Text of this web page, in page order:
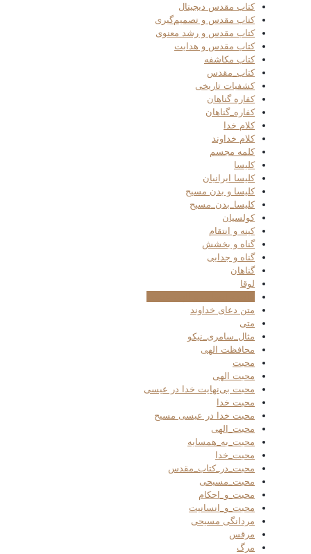
کتاب مقدس دیجیتال
کتاب مقدس و تصمیم‌گیری
کتاب مقدس و رشد معنوی
کتاب مقدس و هدایت
کتاب مکاشفه
کتاب_مقدس
کشفیات تاریخی
کفاره گناهان
کفاره_گناهان
کلام خدا
کلام خداوند
کلمه مجسم
کلیسا
کلیسا ایرانیان
کلیسا و بدن مسیح
کلیسا_بدن_مسیح
کولسیان
کینه و انتقام
گناه و بخشش
گناه و جدایی
گناهان
لوقا
متن دعای خداوند
متی
مثال_سامری_نیکو
محافظت الهی
محبت
محبت الهی
محبت بی‌نهایت خدا در عیسی
محبت خدا
محبت خدا در عیسی مسیح
محبت_الهی
محبت_به_همسایه
محبت_خدا
محبت_در_کتاب_مقدس
محبت_مسیحی
محبت_و_احکام
محبت_و_انسانیت
مردانگی مسیحی
مرقس
مرگ